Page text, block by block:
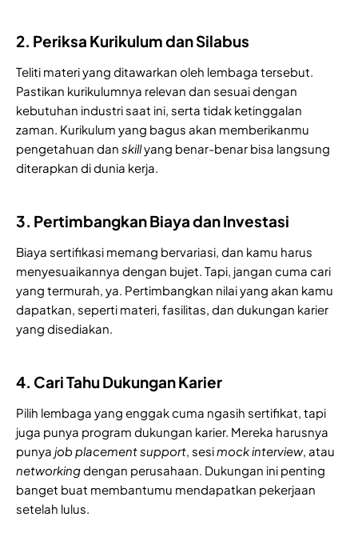
2. Periksa Kurikulum dan Silabus
Teliti materi yang ditawarkan oleh lembaga tersebut.
Pastikan kurikulumnya relevan dan sesuai dengan
kebutuhan industri saat ini, serta tidak ketinggalan
zaman. Kurikulum yang bagus akan memberikanmu
pengetahuan dan skillyang benar-benar bisa langsung
diterapkan di dunia kerja.
3. Pertimbangkan Biaya dan Investasi
Biaya sertifikasi memang bervariasi, dan kamu harus
menyesuaikannya dengan bujet. Tapi, jangan cuma cari
yang termurah, ya. Pertimbangkan nilai yang akan kamu
dapatkan, seperti materi, fasilitas, dan dukungan karier
yang disediakan.
4. Cari Tahu Dukungan Karier
Pilih lembaga yang enggak cuma ngasih sertifikat, tapi
juga punya program dukungan karier. Mereka harusnya
punya job placement support, sesimock interview, atau
networkingdengan perusahaan. Dukungan ini penting
banget buat membantumu mendapatkan pekerjaan
setelah lulus.